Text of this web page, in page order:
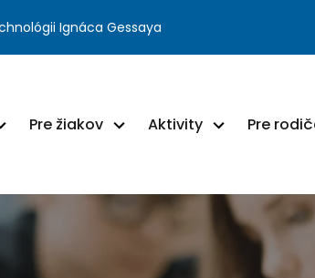
Ignáca Gessaya
Pre žiakov Aktivity Pre